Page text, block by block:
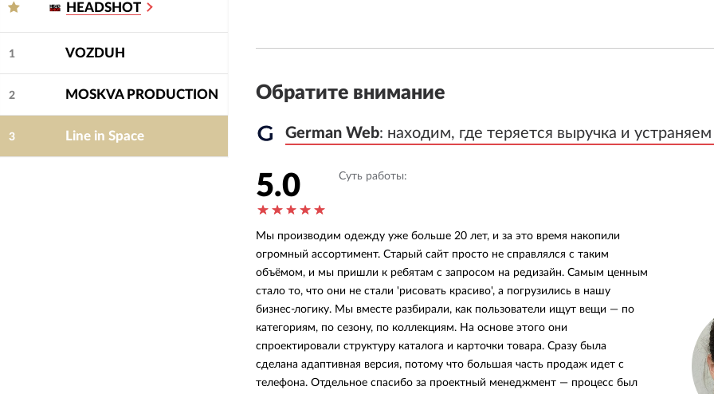
HEADSHOT
1 VOZDUH
2 MOSKVA PRODUCTION
3 Line in Space
Обратите внимание
German Web: находим, где теряется выручка и
German Web: находим, где теряется выручка и
5.0 Суть работы:
Мы производим одежду уже больше 20 лет, и за это время накопили
огромный ассортимент. Старый сайт просто не справлялся с таким
объёмом, и мы пришли к ребятам с запросом на редизайн. Самым ценным
стало то, что они не стали 'рисовать красиво', а погрузились в нашу
бизнес-логику. Мы вместе разбирали, как пользователи ищут вещи — по
категориям, по сезону, по коллекциям. На основе этого они
спроектировали структуру каталога и карточки товара. Сразу была
сделана адаптивная версия, потому что большая часть продаж идет с
телефона. Отдельное спасибо за проектный менеджмент — процесс был